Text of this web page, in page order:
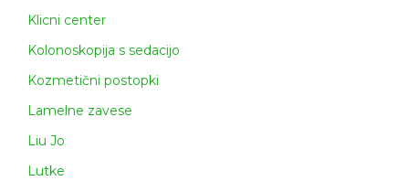
Klicni center
Kolonoskopija s sedacijo
Kozmetični postopki
Lamelne zavese
Liu Jo
Lutke